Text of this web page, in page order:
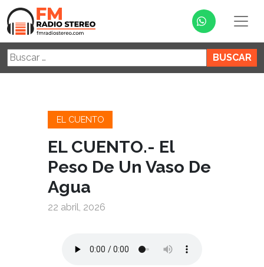
Buscar:
EL CUENTO
EL CUENTO.- El
Peso De Un Vaso De
Agua
22 abril, 2026